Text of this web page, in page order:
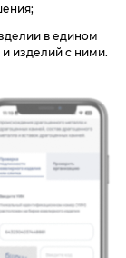
в едином
изделий с ними.